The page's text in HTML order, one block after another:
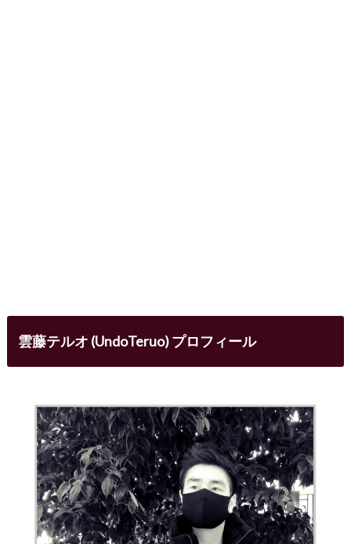
雲藤テルオ (UndoTeruo) プロフィール